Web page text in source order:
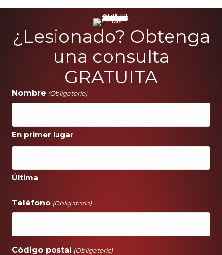
¿Lesionado? Obtenga
una consulta
GRATUITA
Nombre (Obligatorio)
En primer lugar
Última
Teléfono (Obligatorio)
Código postal (Obligatorio)